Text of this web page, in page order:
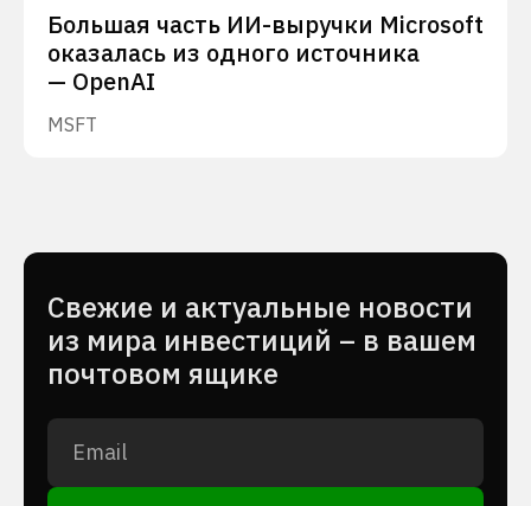
Большая часть ИИ-выручки Microsoft
оказалась из одного источника
— OpenAI
MSFT
Cвежие и актуальные новости
из мира инвестиций – в вашем
почтовом ящике